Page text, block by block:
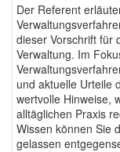
Der Referent
dieser Vorschrift für
Verwaltung. Im
und aktuelle Urteile
wertvolle Hinweise,
alltäglichen Praxis
Wissen können Sie
gelassen